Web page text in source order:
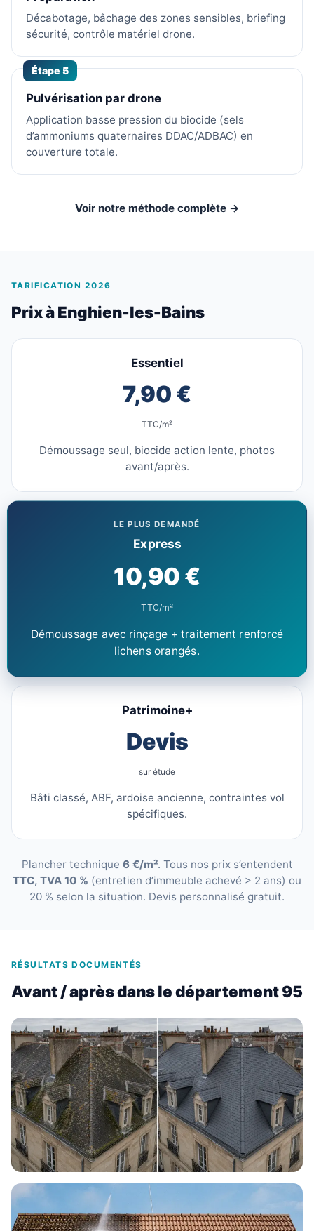
Décabotage, bâchage des zones sensibles, briefing
sécurité, contrôle matériel drone.
Étape 5
Pulvérisation par drone
Application basse pression du biocide (sels
d’ammoniums quaternaires DDAC/ADBAC) en
couverture totale.
Voir notre méthode complète →
TARIFICATION 2026
Prix à Enghien-les-Bains
Essentiel
7,90 €
TTC/m²
Démoussage seul, biocide action lente, photos
avant/après.
LE PLUS DEMANDÉ
Express
10,90 €
TTC/m²
Démoussage avec rinçage + traitement renforcé
lichens orangés.
Patrimoine+
Devis
sur étude
Bâti classé, ABF, ardoise ancienne, contraintes vol
spécifiques.
Plancher technique 6 €/m². Tous nos prix s’entendent
TTC, TVA 10 % (entretien d’immeuble achevé > 2 ans) ou
20 % selon la situation. Devis personnalisé gratuit.
RÉSULTATS DOCUMENTÉS
Avant / après dans le département 95